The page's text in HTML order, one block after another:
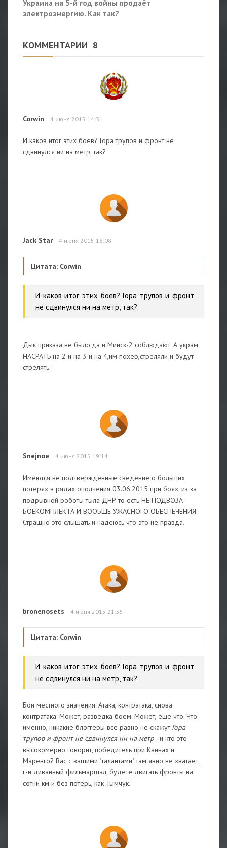
Украина на 5-й год войны продаёт
электроэнергию. Как так?
КОММЕНТАРИИ 8
Corwin 4 июня 2015 14:31
И каков итог этих боев? Гора трупов и фронт не
сдвинулся ни на метр, так?
Jack Star 4 июня 2015 18:08
Цитата: Corwin
И каков итог этих боев? Гора трупов и фронт
не сдвинулся ни на метр, так?
Дык приказа не было,да и Минск-2 соблюдают. А украм
НАСРАТЬ на 2 и на 3 и на 4,им похер,стреляли и будут
стрелять.
Snejnoe 4 июня 2015 19:14
Имеются не подтвержденные сведение о больших
потерях в рядах ополчения 03.06.2015 при боях, из за
подрывной роботы тыла ДНР то есть НЕ ПОДВОЗА
БОЕКОМПЛЕКТА И ВООБЩЕ УЖАСНОГО ОБЕСПЕЧЕНИЯ.
Страшно это слышать и надеюсь что это не правда.
bronenosets 4 июня 2015 21:55
Цитата: Corwin
И каков итог этих боев? Гора трупов и фронт
не сдвинулся ни на метр, так?
Бои местного значения. Атака, контратака, снова
контратака. Может, разведка боем. Может, еще что. Что
именно, никакие блоггеры все равно не скажут.Гора
трупов и фронт не сдвинулся ни на метр - и кто это
высокомерно говорит, победитель при Каннах и
Маренго? Ваc с вашими "талантами" там явно не хватает,
г-н диванный фильмаршал, будете двигать фронты на
сотни км и без потерь, как Тымчук.